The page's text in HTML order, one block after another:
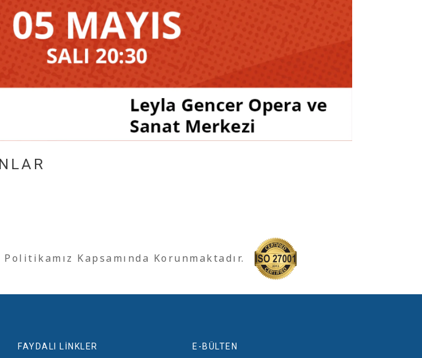
Kapsamında Korunmaktadır.
FAYDALI LİNKLER E-BÜLTEN